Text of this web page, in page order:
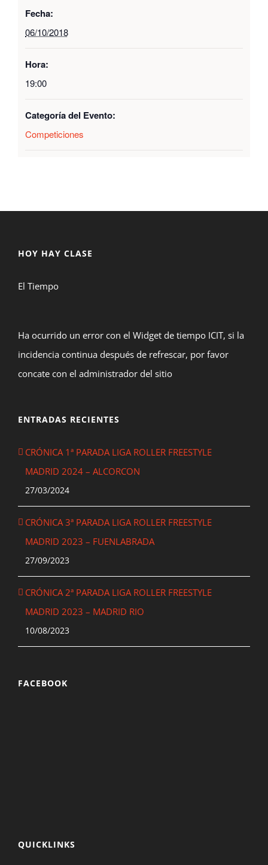
Fecha:
06/10/2018
Hora:
19:00
Categoría del Evento:
Competiciones
HOY HAY CLASE
El Tiempo
Ha ocurrido un error con el Widget de tiempo ICIT, si la
incidencia continua después de refrescar, por favor
concate con el administrador del sitio
ENTRADAS RECIENTES
CRÓNICA 1ª PARADA LIGA ROLLER FREESTYLE
MADRID 2024 – ALCORCON
27/03/2024
CRÓNICA 3ª PARADA LIGA ROLLER FREESTYLE
MADRID 2023 – FUENLABRADA
27/09/2023
CRÓNICA 2ª PARADA LIGA ROLLER FREESTYLE
MADRID 2023 – MADRID RIO
10/08/2023
FACEBOOK
QUICKLINKS